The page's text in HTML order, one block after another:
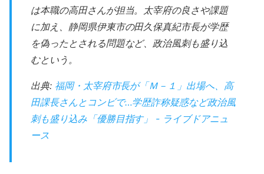
は本職の高田さんが担当。太宰府の良さや課題
に加え、静岡県伊東市の田久保真紀市長が学歴
を偽ったとされる問題など、政治風刺も盛り込
むという。
出典: 福岡・太宰府市長が「Ｍ－１」出場へ、高
田課長さんとコンビで…学歴詐称疑惑など政治風
刺も盛り込み「優勝目指す」 - ライブドアニュ
ース